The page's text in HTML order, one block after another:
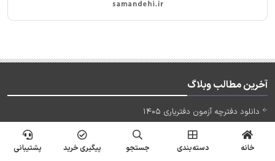
آخرین مطالب وبلاگ
دانلود دفترچه آزمون دفتریاری 1405
دانلود رایگان سوالات فراگیر دستگاه اجرایی با پاسخنامه
خانه دسته‌بندی جستجو پیگیری خرید پشتیبانی